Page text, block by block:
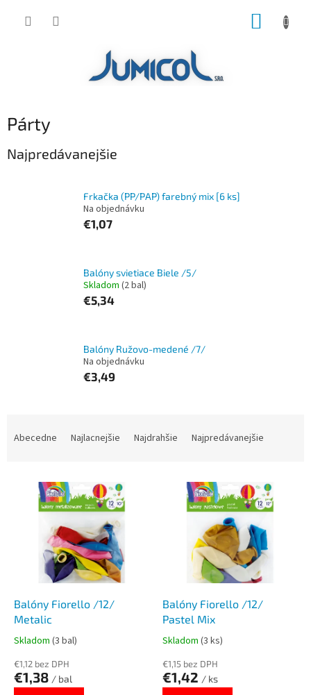
Párty
Najpredávanejšie
Frkačka (PP/PAP) farebný mix [6 ks]
Na objednávku
€1,07
Balóny svietiace Biele /5/
Skladom (2 bal)
€5,34
Balóny Ružovo-medené /7/
Na objednávku
€3,49
Abecedne Najlacnejšie Najdrahšie Najpredávanejšie
Balóny Fiorello /12/
Metalic
Skladom (3 bal)
€1,12 bez DPH
€1,38 / bal
Balóny Fiorello /12/
Pastel Mix
Skladom (3 ks)
€1,15 bez DPH
€1,42 / ks